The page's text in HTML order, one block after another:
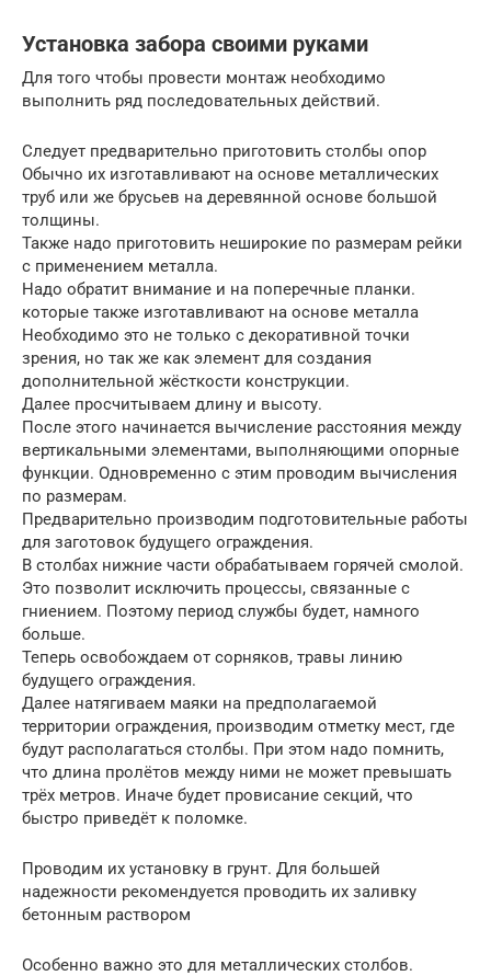
Установка забора своими руками
Для того чтобы провести монтаж необходимо
выполнить ряд последовательных действий.
Следует предварительно приготовить столбы опор
Обычно их изготавливают на основе металлических
труб или же брусьев на деревянной основе большой
толщины.
Также надо приготовить неширокие по размерам рейки
с применением металла.
Надо обратит внимание и на поперечные планки.
которые также изготавливают на основе металла
Необходимо это не только с декоративной точки
зрения, но так же как элемент для создания
дополнительной жёсткости конструкции.
Далее просчитываем длину и высоту.
После этого начинается вычисление расстояния между
вертикальными элементами, выполняющими опорные
функции. Одновременно с этим проводим вычисления
по размерам.
Предварительно производим подготовительные работы
для заготовок будущего ограждения.
В столбах нижние части обрабатываем горячей смолой.
Это позволит исключить процессы, связанные с
гниением. Поэтому период службы будет, намного
больше.
Теперь освобождаем от сорняков, травы линию
будущего ограждения.
Далее натягиваем маяки на предполагаемой
территории ограждения, производим отметку мест, где
будут располагаться столбы. При этом надо помнить,
что длина пролётов между ними не может превышать
трёх метров. Иначе будет провисание секций, что
быстро приведёт к поломке.
Проводим их установку в грунт. Для большей
надежности рекомендуется проводить их заливку
бетонным раствором
Особенно важно это для металлических столбов.